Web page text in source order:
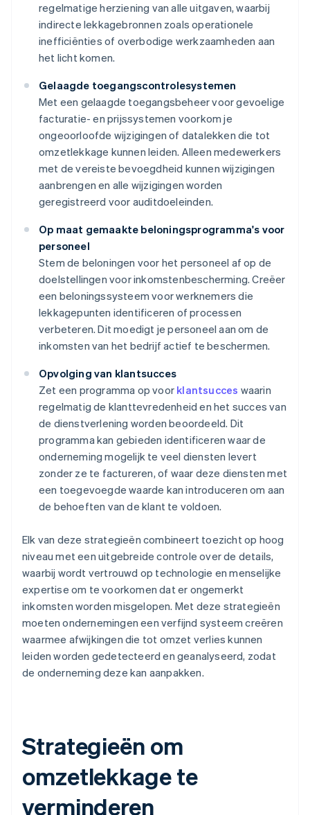
regelmatige herziening van alle uitgaven, waarbij
indirecte lekkagebronnen zoals operationele
inefficiënties of overbodige werkzaamheden aan
het licht komen.
Gelaagde toegangscontrolesystemen
Met een gelaagde toegangsbeheer voor gevoelige
facturatie- en prijssystemen voorkom je
ongeoorloofde wijzigingen of datalekken die tot
omzetlekkage kunnen leiden. Alleen medewerkers
met de vereiste bevoegdheid kunnen wijzigingen
aanbrengen en alle wijzigingen worden
geregistreerd voor auditdoeleinden.
Op maat gemaakte beloningsprogramma's voor
personeel
Stem de beloningen voor het personeel af op de
doelstellingen voor inkomstenbescherming. Creëer
een beloningssysteem voor werknemers die
lekkagepunten identificeren of processen
verbeteren. Dit moedigt je personeel aan om de
inkomsten van het bedrijf actief te beschermen.
Opvolging van klantsucces
Zet een programma op voor klantsucces waarin
regelmatig de klanttevredenheid en het succes van
de dienstverlening worden beoordeeld. Dit
programma kan gebieden identificeren waar de
onderneming mogelijk te veel diensten levert
zonder ze te factureren, of waar deze diensten met
een toegevoegde waarde kan introduceren om aan
de behoeften van de klant te voldoen.
Elk van deze strategieën combineert toezicht op hoog
niveau met een uitgebreide controle over de details,
waarbij wordt vertrouwd op technologie en menselijke
expertise om te voorkomen dat er ongemerkt
inkomsten worden misgelopen. Met deze strategieën
moeten ondernemingen een verfijnd systeem creëren
waarmee afwijkingen die tot omzet verlies kunnen
leiden worden gedetecteerd en geanalyseerd, zodat
de onderneming deze kan aanpakken.
Strategieën om
omzetlekkage te
verminderen